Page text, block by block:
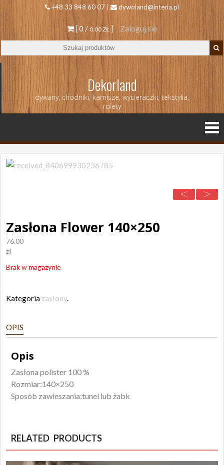
+48 33 848 60 07 | dywoland@interia.pl
[ 0 /0.00 ZŁ ] Zaloguj się
Dekorland
dywany, chodniki, karnisze, wycieraczki, tekstylia,
rolety
Zasłona Flower 140×250
76.00
zł
Brak w magazynie
Kategoria zasłony.
OPIS
Opis
Zasłona polister 100 %
Rozmiar:140×250
Sposób zawieszania:tunel lub żabk
RELATED PRODUCTS